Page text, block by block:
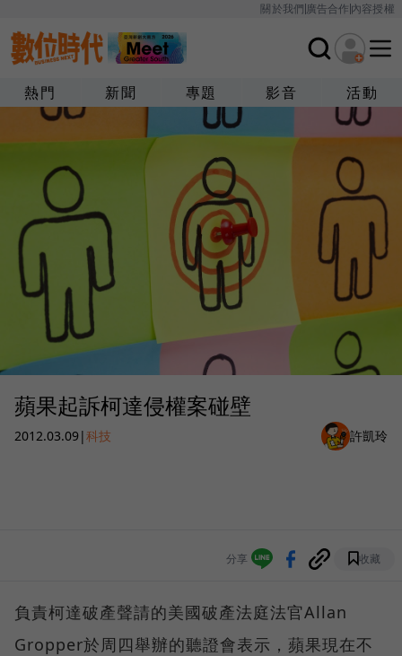
關於我們廣告合作內容授權
熱門 新聞 專題 影音 活動
蘋果起訴柯達侵權案碰壁
2012.03.09|科技 許凱玲
分享 收藏
負責柯達破產聲請的美國破產法庭法官Allan
Gropper於周四舉辦的聽證會表示，蘋果現在不